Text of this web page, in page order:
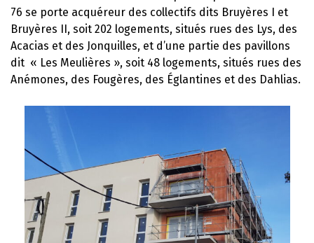
76 se porte acquéreur des collectifs dits Bruyères I et
Bruyères II, soit 202 logements, situés rues des Lys, des
Acacias et des Jonquilles, et d’une partie des pavillons
dit « Les Meulières », soit 48 logements, situés rues des
Anémones, des Fougères, des Églantines et des Dahlias.